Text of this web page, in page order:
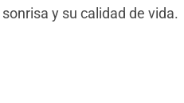
y su calidad de vida.